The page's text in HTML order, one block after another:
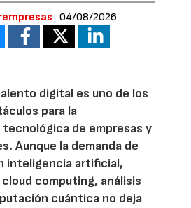
04/08/2026
digital es uno de los
para la
de empresas y
Aunque la demanda de
inteligencia artificial,
computing, análisis
cuántica no deja